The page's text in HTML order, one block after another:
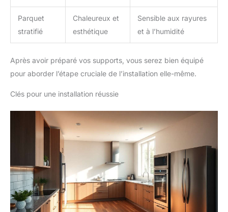
Parquet
stratifié
Chaleureux et
esthétique
Sensible aux rayures
et à l’humidité
Après avoir préparé vos supports, vous serez bien équipé
pour aborder l’étape cruciale de l’installation elle-même.
Clés pour une installation réussie